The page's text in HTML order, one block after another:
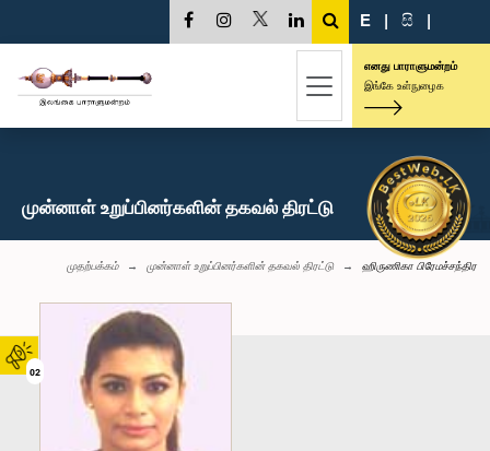
02
E | සි |
எனது பாராளுமன்றம்
இங்கே உள்நுழைக
முன்னாள் உறுப்பினர்களின் தகவல் திரட்டு
முதற்பக்கம் முன்னாள் உறுப்பினர்களின் தகவல் திரட்டு ஹிருணிகா பிரேமச்சந்திர